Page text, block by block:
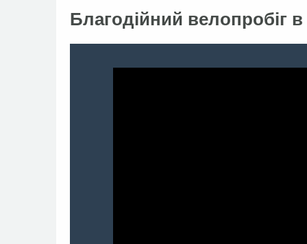
Благодійний велопробіг в